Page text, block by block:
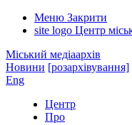
Меню Закрити
site logo Центр
Міський медіаархів
Новини [розархівування]
Eng
Центр
Про